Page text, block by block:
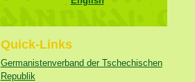
Quick-Links
Germanistenverband der Tschechischen
Republik